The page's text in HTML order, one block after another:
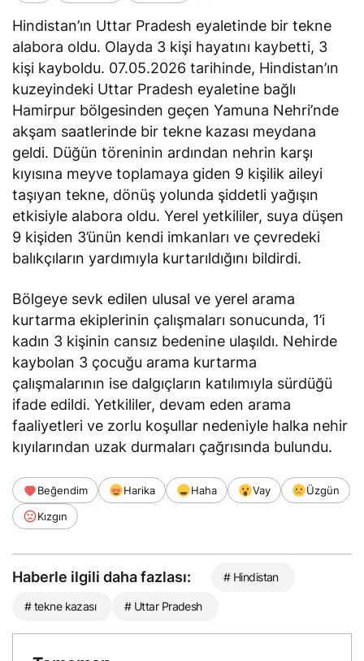
Hindistan’ın Uttar Pradesh eyaletinde bir tekne
alabora oldu. Olayda 3 kişi hayatını kaybetti, 3
kişi kayboldu. 07.05.2026 tarihinde, Hindistan’ın
kuzeyindeki Uttar Pradesh eyaletine bağlı
Hamirpur bölgesinden geçen Yamuna Nehri’nde
akşam saatlerinde bir tekne kazası meydana
geldi. Düğün töreninin ardından nehrin karşı
kıyısına meyve toplamaya giden 9 kişilik aileyi
taşıyan tekne, dönüş yolunda şiddetli yağışın
etkisiyle alabora oldu. Yerel yetkililer, suya düşen
9 kişiden 3’ünün kendi imkanları ve çevredeki
balıkçıların yardımıyla kurtarıldığını bildirdi.
Bölgeye sevk edilen ulusal ve yerel arama
kurtarma ekiplerinin çalışmaları sonucunda, 1’i
kadın 3 kişinin cansız bedenine ulaşıldı. Nehirde
kaybolan 3 çocuğu arama kurtarma
çalışmalarının ise dalgıçların katılımıyla sürdüğü
ifade edildi. Yetkililer, devam eden arama
faaliyetleri ve zorlu koşullar nedeniyle halka nehir
kıyılarından uzak durmaları çağrısında bulundu.
Beğendim Harika Haha Vay
Üzgün
Kızgın
Haberle ilgili daha fazlası: # Hindistan
# tekne kazası # Uttar Pradesh